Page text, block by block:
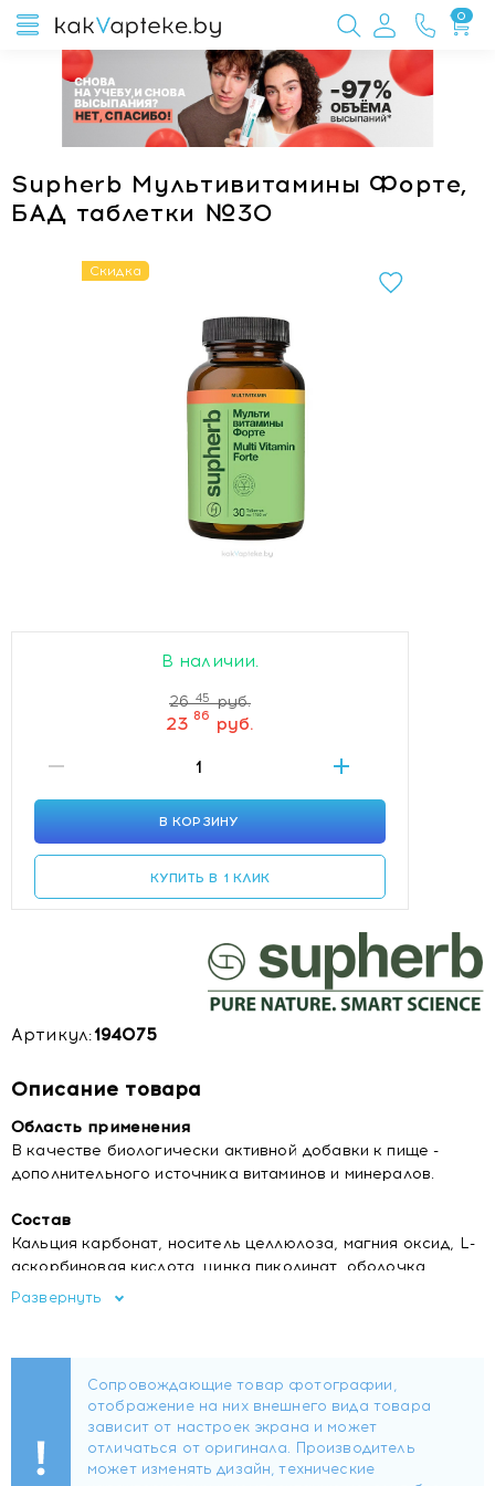
0
Supherb Мультивитамины Форте,
БАД таблетки №30
Скидка
В наличии.
26 45 руб.
23 86 руб.
В КОРЗИНУ
КУПИТЬ В 1 КЛИК
Артикул:194075
Описание товара
Область применения
В качестве биологически активной добавки к пище -
дополнительного источника витаминов и минералов.
Состав
Кальция карбонат, носитель целлюлоза, магния оксид, L-
аскорбиновая кислота, цинка пиколинат, оболочка
таблетки (носитель гидроксипропилметилцеллюлоза,
токоферол, марганца сульфат, меди глюконат,
стабилизатор магния стеарат, D-пантотенат кальция,
холекальциферол, бета-каротин, антислёживающий
агент диоксид кремния, йодид калия, тиамина
гидрохлорид, ретинола ацетат, пиридоксин гидрохлорид,
натрия фторид, рибофлавин, селенит натрия безводный,
Развернуть